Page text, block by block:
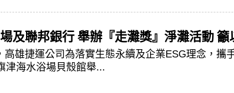
及聯邦銀行 舉辦『走灘獎』淨灘活動
雄捷運公司為落實生態永續及企業ESG理念，攜
津海水浴場貝殼館舉...